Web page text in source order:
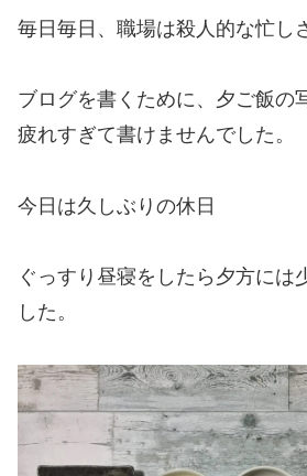
毎日毎日、職場は殺人的な忙し
ブログを書くために、夕ご飯の
疲れすぎて書けませんでした。
今日は久しぶりの休日
ぐっすり昼寝をしたら夕方には
した。